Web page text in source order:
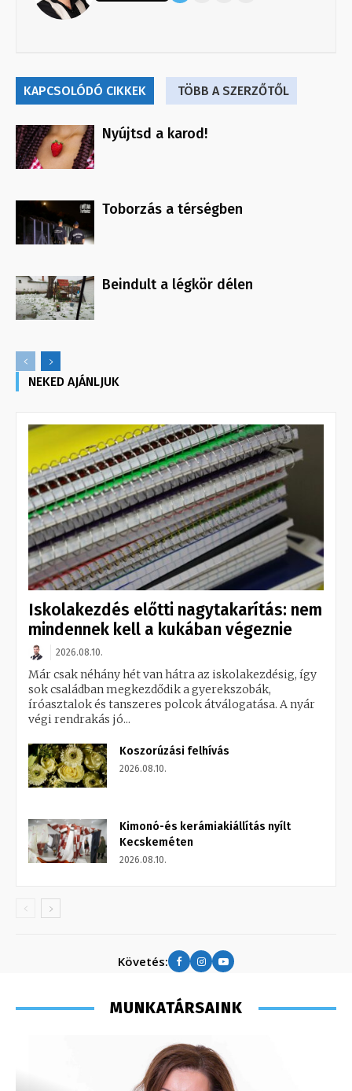
KAPCSOLÓDÓ CIKKEK TÖBB A SZERZŐTŐL
Nyújtsd a karod!
Toborzás a térségben
Beindult a légkör délen
NEKED AJÁNLJUK
Iskolakezdés előtti nagytakarítás: nem
mindennek kell a kukában végeznie
2026.08.10.
Már csak néhány hét van hátra az iskolakezdésig, így
sok családban megkezdődik a gyerekszobák,
íróasztalok és tanszeres polcok átválogatása. A nyár
végi rendrakás jó...
Koszorúzási felhívás
2026.08.10.
Kimonó-és kerámiakiállítás nyílt
Kecskeméten
2026.08.10.
Követés:
MUNKATÁRSAINK